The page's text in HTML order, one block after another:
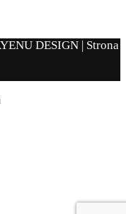
DESIGN | Strona